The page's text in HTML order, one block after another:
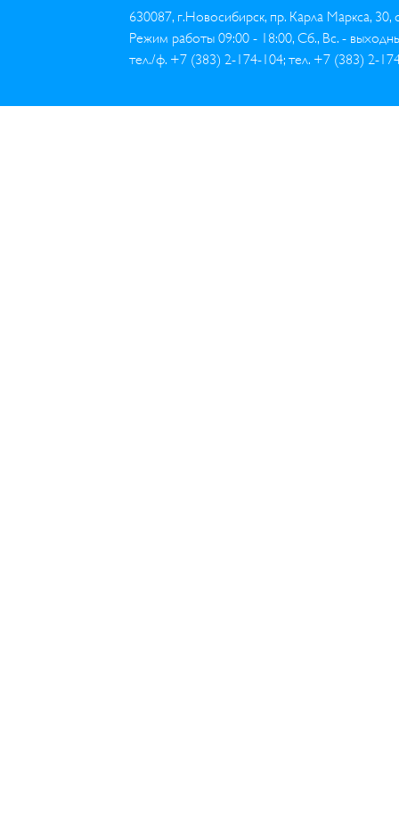
630087, г.Новосибирск, пр. Карла Маркса,
Режим работы 09:00 - 18:00, Сб., Вс. -
тел./ф. +7 (383) 2-174-104; тел. +7 (383) 2-